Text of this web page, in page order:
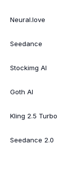
Neural.love
Seedance
Stockimg AI
Goth AI
Kling 2.5 Turbo
Seedance 2.0